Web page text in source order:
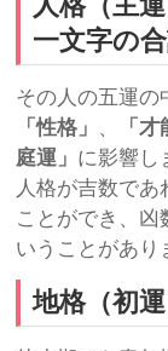
人格（主
一文字の
その人の五運の
「性格」
「才
庭運」 に影響し
人格が吉数で
ことができ、凶
いうことがあり
地格（初